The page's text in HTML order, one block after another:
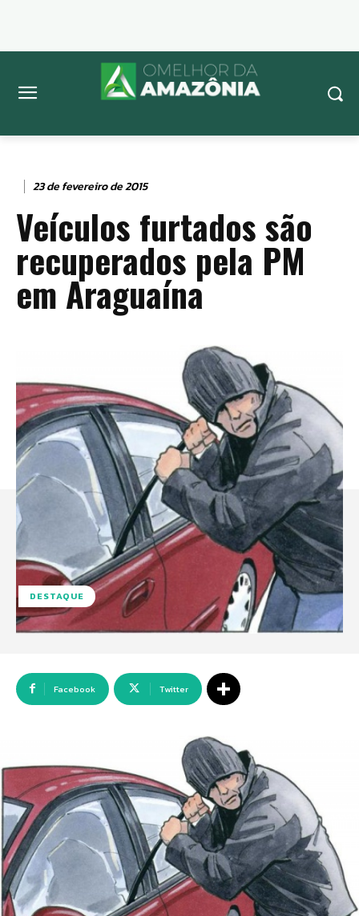
23 de fevereiro de 2015
Veículos furtados são
recuperados pela PM
em Araguaína
DESTAQUE
Facebook Twitter